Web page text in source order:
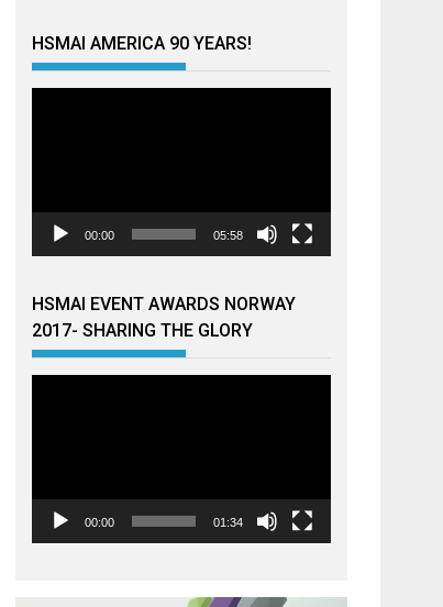
HSMAI AMERICA 90 YEARS!
00:00 05:58
HSMAI EVENT AWARDS NORWAY
2017- SHARING THE GLORY
00:00 01:34